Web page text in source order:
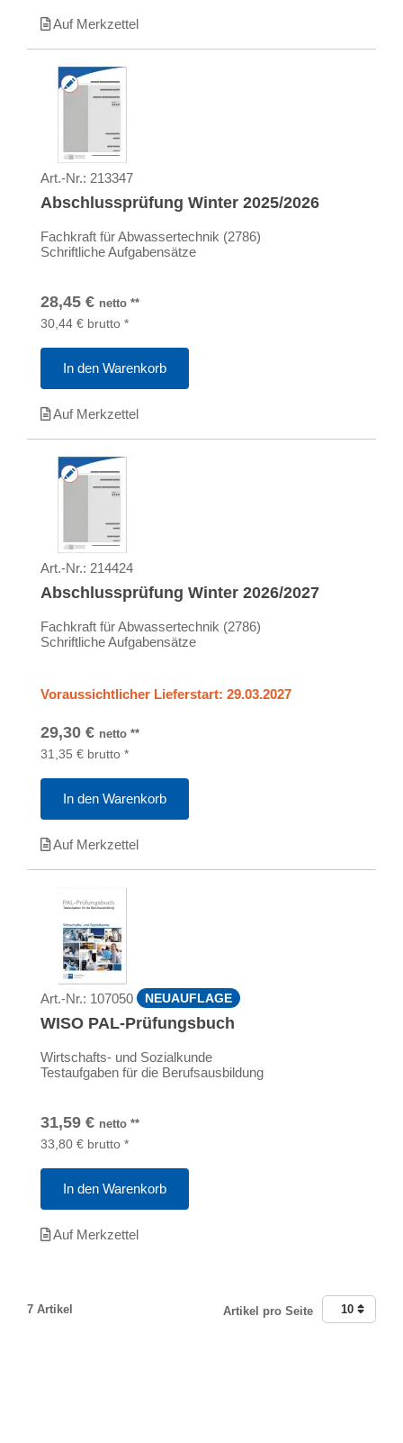
Auf Merkzettel
Art.-Nr.: 213347
Abschlussprüfung Winter 2025/2026
Fachkraft für Abwassertechnik (2786)
Schriftliche Aufgabensätze
28,45 € netto **
30,44 € brutto *
In den Warenkorb
Auf Merkzettel
Art.-Nr.: 214424
Abschlussprüfung Winter 2026/2027
Fachkraft für Abwassertechnik (2786)
Schriftliche Aufgabensätze
Voraussichtlicher Lieferstart: 29.03.2027
29,30 € netto **
31,35 € brutto *
In den Warenkorb
Auf Merkzettel
Art.-Nr.: 107050 NEUAUFLAGE
WISO PAL-Prüfungsbuch
Wirtschafts- und Sozialkunde
Testaufgaben für die Berufsausbildung
31,59 € netto **
33,80 € brutto *
In den Warenkorb
Auf Merkzettel
7 Artikel Artikel pro Seite 10